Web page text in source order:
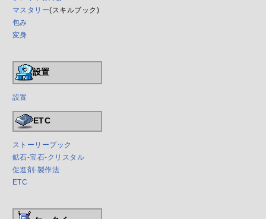
マスタリー(スキルブック)
包み
変身
設置
設置
ETC
ストーリーブック
鉱石-宝石-クリスタル
促進剤-製作法
ETC